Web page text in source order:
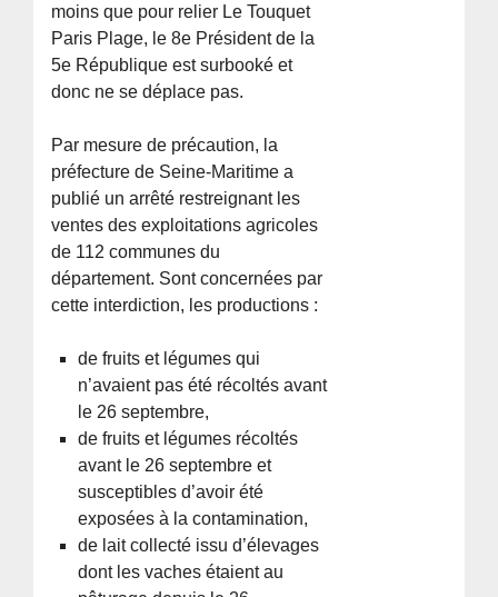
moins que pour relier Le Touquet
Paris Plage, le 8e Président de la
5e République est surbooké et
donc ne se déplace pas.
Par mesure de précaution, la
préfecture de Seine-Maritime a
publié un arrêté restreignant les
ventes des exploitations agricoles
de 112 communes du
département. Sont concernées par
cette interdiction, les productions :
de fruits et légumes qui
n’avaient pas été récoltés avant
le 26 septembre,
de fruits et légumes récoltés
avant le 26 septembre et
susceptibles d’avoir été
exposées à la contamination,
de lait collecté issu d’élevages
dont les vaches étaient au